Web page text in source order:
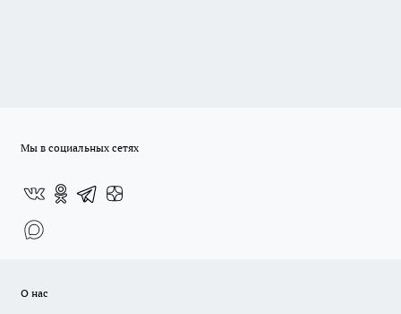
Мы в социальных сетях
О нас